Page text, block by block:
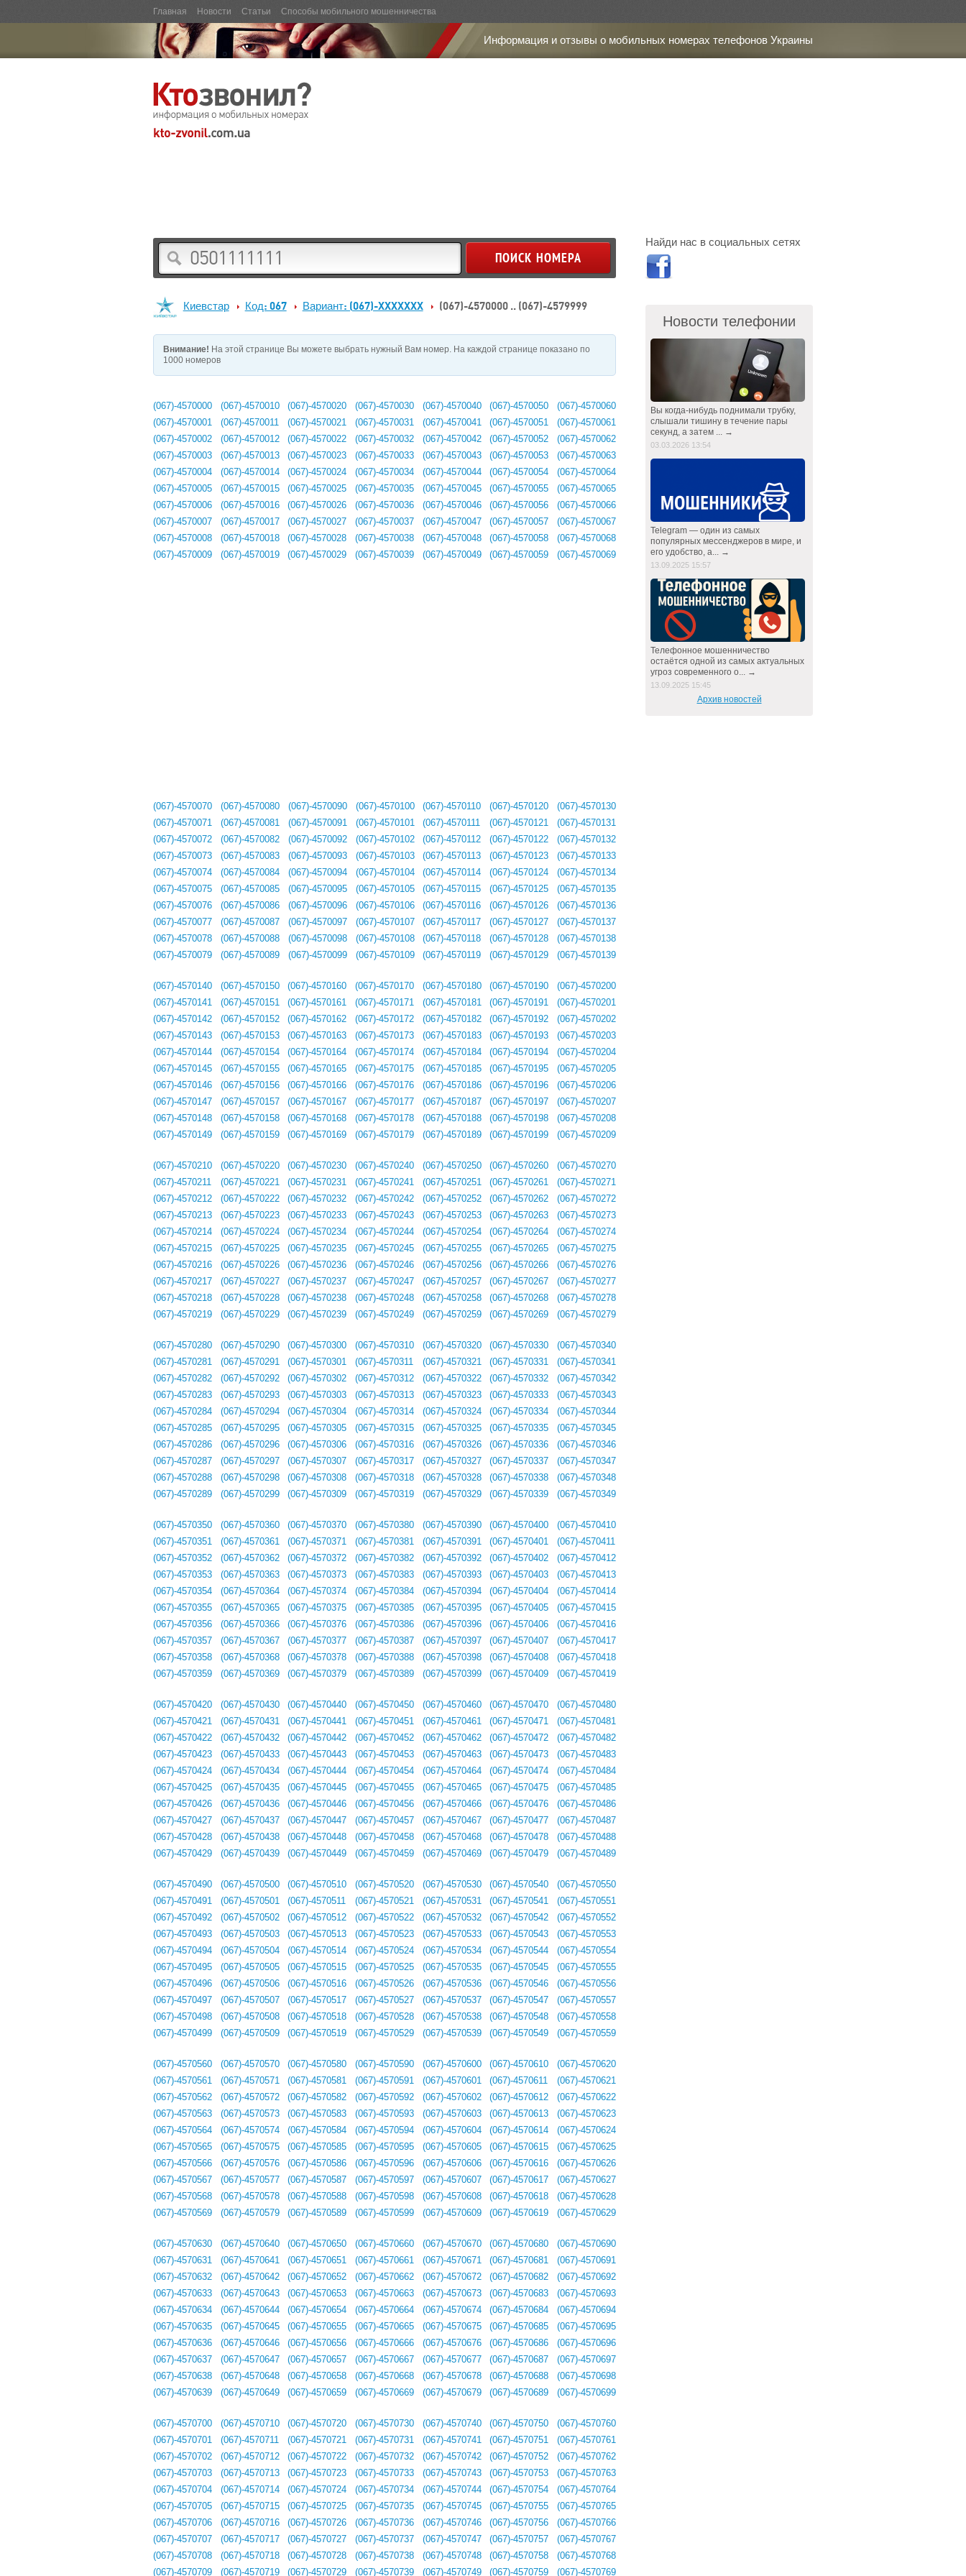
Главная Новости Статьи Способы мобильного мошенничества
Информация и отзывы о мобильных номерах телефонов Украины
Киевстар Код: 067 Вариант: (067)-XXXXXXX (067)-4570000 .. (067)-4579999
Внимание! На этой странице Вы можете выбрать нужный Вам номер. На каждой странице показано по
1000 номеров
(067)-4570000
(067)-4570001
(067)-4570002
(067)-4570003
(067)-4570004
(067)-4570005
(067)-4570006
(067)-4570007
(067)-4570008
(067)-4570009
(067)-4570010
(067)-4570011
(067)-4570012
(067)-4570013
(067)-4570014
(067)-4570015
(067)-4570016
(067)-4570017
(067)-4570018
(067)-4570019
(067)-4570020
(067)-4570021
(067)-4570022
(067)-4570023
(067)-4570024
(067)-4570025
(067)-4570026
(067)-4570027
(067)-4570028
(067)-4570029
(067)-4570030
(067)-4570031
(067)-4570032
(067)-4570033
(067)-4570034
(067)-4570035
(067)-4570036
(067)-4570037
(067)-4570038
(067)-4570039
(067)-4570040
(067)-4570041
(067)-4570042
(067)-4570043
(067)-4570044
(067)-4570045
(067)-4570046
(067)-4570047
(067)-4570048
(067)-4570049
(067)-4570050
(067)-4570051
(067)-4570052
(067)-4570053
(067)-4570054
(067)-4570055
(067)-4570056
(067)-4570057
(067)-4570058
(067)-4570059
(067)-4570060
(067)-4570061
(067)-4570062
(067)-4570063
(067)-4570064
(067)-4570065
(067)-4570066
(067)-4570067
(067)-4570068
(067)-4570069
(067)-4570070
(067)-4570071
(067)-4570072
(067)-4570073
(067)-4570074
(067)-4570075
(067)-4570076
(067)-4570077
(067)-4570078
(067)-4570079
(067)-4570080
(067)-4570081
(067)-4570082
(067)-4570083
(067)-4570084
(067)-4570085
(067)-4570086
(067)-4570087
(067)-4570088
(067)-4570089
(067)-4570090
(067)-4570091
(067)-4570092
(067)-4570093
(067)-4570094
(067)-4570095
(067)-4570096
(067)-4570097
(067)-4570098
(067)-4570099
(067)-4570100
(067)-4570101
(067)-4570102
(067)-4570103
(067)-4570104
(067)-4570105
(067)-4570106
(067)-4570107
(067)-4570108
(067)-4570109
(067)-4570110
(067)-4570111
(067)-4570112
(067)-4570113
(067)-4570114
(067)-4570115
(067)-4570116
(067)-4570117
(067)-4570118
(067)-4570119
(067)-4570120
(067)-4570121
(067)-4570122
(067)-4570123
(067)-4570124
(067)-4570125
(067)-4570126
(067)-4570127
(067)-4570128
(067)-4570129
(067)-4570130
(067)-4570131
(067)-4570132
(067)-4570133
(067)-4570134
(067)-4570135
(067)-4570136
(067)-4570137
(067)-4570138
(067)-4570139
(067)-4570140
(067)-4570141
(067)-4570142
(067)-4570143
(067)-4570144
(067)-4570145
(067)-4570146
(067)-4570147
(067)-4570148
(067)-4570149
(067)-4570150
(067)-4570151
(067)-4570152
(067)-4570153
(067)-4570154
(067)-4570155
(067)-4570156
(067)-4570157
(067)-4570158
(067)-4570159
(067)-4570160
(067)-4570161
(067)-4570162
(067)-4570163
(067)-4570164
(067)-4570165
(067)-4570166
(067)-4570167
(067)-4570168
(067)-4570169
(067)-4570170
(067)-4570171
(067)-4570172
(067)-4570173
(067)-4570174
(067)-4570175
(067)-4570176
(067)-4570177
(067)-4570178
(067)-4570179
(067)-4570180
(067)-4570181
(067)-4570182
(067)-4570183
(067)-4570184
(067)-4570185
(067)-4570186
(067)-4570187
(067)-4570188
(067)-4570189
(067)-4570190
(067)-4570191
(067)-4570192
(067)-4570193
(067)-4570194
(067)-4570195
(067)-4570196
(067)-4570197
(067)-4570198
(067)-4570199
(067)-4570200
(067)-4570201
(067)-4570202
(067)-4570203
(067)-4570204
(067)-4570205
(067)-4570206
(067)-4570207
(067)-4570208
(067)-4570209
(067)-4570210
(067)-4570211
(067)-4570212
(067)-4570213
(067)-4570214
(067)-4570215
(067)-4570216
(067)-4570217
(067)-4570218
(067)-4570219
(067)-4570220
(067)-4570221
(067)-4570222
(067)-4570223
(067)-4570224
(067)-4570225
(067)-4570226
(067)-4570227
(067)-4570228
(067)-4570229
(067)-4570230
(067)-4570231
(067)-4570232
(067)-4570233
(067)-4570234
(067)-4570235
(067)-4570236
(067)-4570237
(067)-4570238
(067)-4570239
(067)-4570240
(067)-4570241
(067)-4570242
(067)-4570243
(067)-4570244
(067)-4570245
(067)-4570246
(067)-4570247
(067)-4570248
(067)-4570249
(067)-4570250
(067)-4570251
(067)-4570252
(067)-4570253
(067)-4570254
(067)-4570255
(067)-4570256
(067)-4570257
(067)-4570258
(067)-4570259
(067)-4570260
(067)-4570261
(067)-4570262
(067)-4570263
(067)-4570264
(067)-4570265
(067)-4570266
(067)-4570267
(067)-4570268
(067)-4570269
(067)-4570270
(067)-4570271
(067)-4570272
(067)-4570273
(067)-4570274
(067)-4570275
(067)-4570276
(067)-4570277
(067)-4570278
(067)-4570279
(067)-4570280
(067)-4570281
(067)-4570282
(067)-4570283
(067)-4570284
(067)-4570285
(067)-4570286
(067)-4570287
(067)-4570288
(067)-4570289
(067)-4570290
(067)-4570291
(067)-4570292
(067)-4570293
(067)-4570294
(067)-4570295
(067)-4570296
(067)-4570297
(067)-4570298
(067)-4570299
(067)-4570300
(067)-4570301
(067)-4570302
(067)-4570303
(067)-4570304
(067)-4570305
(067)-4570306
(067)-4570307
(067)-4570308
(067)-4570309
(067)-4570310
(067)-4570311
(067)-4570312
(067)-4570313
(067)-4570314
(067)-4570315
(067)-4570316
(067)-4570317
(067)-4570318
(067)-4570319
(067)-4570320
(067)-4570321
(067)-4570322
(067)-4570323
(067)-4570324
(067)-4570325
(067)-4570326
(067)-4570327
(067)-4570328
(067)-4570329
(067)-4570330
(067)-4570331
(067)-4570332
(067)-4570333
(067)-4570334
(067)-4570335
(067)-4570336
(067)-4570337
(067)-4570338
(067)-4570339
(067)-4570340
(067)-4570341
(067)-4570342
(067)-4570343
(067)-4570344
(067)-4570345
(067)-4570346
(067)-4570347
(067)-4570348
(067)-4570349
(067)-4570350
(067)-4570351
(067)-4570352
(067)-4570353
(067)-4570354
(067)-4570355
(067)-4570356
(067)-4570357
(067)-4570358
(067)-4570359
(067)-4570360
(067)-4570361
(067)-4570362
(067)-4570363
(067)-4570364
(067)-4570365
(067)-4570366
(067)-4570367
(067)-4570368
(067)-4570369
(067)-4570370
(067)-4570371
(067)-4570372
(067)-4570373
(067)-4570374
(067)-4570375
(067)-4570376
(067)-4570377
(067)-4570378
(067)-4570379
(067)-4570380
(067)-4570381
(067)-4570382
(067)-4570383
(067)-4570384
(067)-4570385
(067)-4570386
(067)-4570387
(067)-4570388
(067)-4570389
(067)-4570390
(067)-4570391
(067)-4570392
(067)-4570393
(067)-4570394
(067)-4570395
(067)-4570396
(067)-4570397
(067)-4570398
(067)-4570399
(067)-4570400
(067)-4570401
(067)-4570402
(067)-4570403
(067)-4570404
(067)-4570405
(067)-4570406
(067)-4570407
(067)-4570408
(067)-4570409
(067)-4570410
(067)-4570411
(067)-4570412
(067)-4570413
(067)-4570414
(067)-4570415
(067)-4570416
(067)-4570417
(067)-4570418
(067)-4570419
(067)-4570420
(067)-4570421
(067)-4570422
(067)-4570423
(067)-4570424
(067)-4570425
(067)-4570426
(067)-4570427
(067)-4570428
(067)-4570429
(067)-4570430
(067)-4570431
(067)-4570432
(067)-4570433
(067)-4570434
(067)-4570435
(067)-4570436
(067)-4570437
(067)-4570438
(067)-4570439
(067)-4570440
(067)-4570441
(067)-4570442
(067)-4570443
(067)-4570444
(067)-4570445
(067)-4570446
(067)-4570447
(067)-4570448
(067)-4570449
(067)-4570450
(067)-4570451
(067)-4570452
(067)-4570453
(067)-4570454
(067)-4570455
(067)-4570456
(067)-4570457
(067)-4570458
(067)-4570459
(067)-4570460
(067)-4570461
(067)-4570462
(067)-4570463
(067)-4570464
(067)-4570465
(067)-4570466
(067)-4570467
(067)-4570468
(067)-4570469
(067)-4570470
(067)-4570471
(067)-4570472
(067)-4570473
(067)-4570474
(067)-4570475
(067)-4570476
(067)-4570477
(067)-4570478
(067)-4570479
(067)-4570480
(067)-4570481
(067)-4570482
(067)-4570483
(067)-4570484
(067)-4570485
(067)-4570486
(067)-4570487
(067)-4570488
(067)-4570489
(067)-4570490
(067)-4570491
(067)-4570492
(067)-4570493
(067)-4570494
(067)-4570495
(067)-4570496
(067)-4570497
(067)-4570498
(067)-4570499
(067)-4570500
(067)-4570501
(067)-4570502
(067)-4570503
(067)-4570504
(067)-4570505
(067)-4570506
(067)-4570507
(067)-4570508
(067)-4570509
(067)-4570510
(067)-4570511
(067)-4570512
(067)-4570513
(067)-4570514
(067)-4570515
(067)-4570516
(067)-4570517
(067)-4570518
(067)-4570519
(067)-4570520
(067)-4570521
(067)-4570522
(067)-4570523
(067)-4570524
(067)-4570525
(067)-4570526
(067)-4570527
(067)-4570528
(067)-4570529
(067)-4570530
(067)-4570531
(067)-4570532
(067)-4570533
(067)-4570534
(067)-4570535
(067)-4570536
(067)-4570537
(067)-4570538
(067)-4570539
(067)-4570540
(067)-4570541
(067)-4570542
(067)-4570543
(067)-4570544
(067)-4570545
(067)-4570546
(067)-4570547
(067)-4570548
(067)-4570549
(067)-4570550
(067)-4570551
(067)-4570552
(067)-4570553
(067)-4570554
(067)-4570555
(067)-4570556
(067)-4570557
(067)-4570558
(067)-4570559
(067)-4570560
(067)-4570561
(067)-4570562
(067)-4570563
(067)-4570564
(067)-4570565
(067)-4570566
(067)-4570567
(067)-4570568
(067)-4570569
(067)-4570570
(067)-4570571
(067)-4570572
(067)-4570573
(067)-4570574
(067)-4570575
(067)-4570576
(067)-4570577
(067)-4570578
(067)-4570579
(067)-4570580
(067)-4570581
(067)-4570582
(067)-4570583
(067)-4570584
(067)-4570585
(067)-4570586
(067)-4570587
(067)-4570588
(067)-4570589
(067)-4570590
(067)-4570591
(067)-4570592
(067)-4570593
(067)-4570594
(067)-4570595
(067)-4570596
(067)-4570597
(067)-4570598
(067)-4570599
(067)-4570600
(067)-4570601
(067)-4570602
(067)-4570603
(067)-4570604
(067)-4570605
(067)-4570606
(067)-4570607
(067)-4570608
(067)-4570609
(067)-4570610
(067)-4570611
(067)-4570612
(067)-4570613
(067)-4570614
(067)-4570615
(067)-4570616
(067)-4570617
(067)-4570618
(067)-4570619
(067)-4570620
(067)-4570621
(067)-4570622
(067)-4570623
(067)-4570624
(067)-4570625
(067)-4570626
(067)-4570627
(067)-4570628
(067)-4570629
(067)-4570630
(067)-4570631
(067)-4570632
(067)-4570633
(067)-4570634
(067)-4570635
(067)-4570636
(067)-4570637
(067)-4570638
(067)-4570639
(067)-4570640
(067)-4570641
(067)-4570642
(067)-4570643
(067)-4570644
(067)-4570645
(067)-4570646
(067)-4570647
(067)-4570648
(067)-4570649
(067)-4570650
(067)-4570651
(067)-4570652
(067)-4570653
(067)-4570654
(067)-4570655
(067)-4570656
(067)-4570657
(067)-4570658
(067)-4570659
(067)-4570660
(067)-4570661
(067)-4570662
(067)-4570663
(067)-4570664
(067)-4570665
(067)-4570666
(067)-4570667
(067)-4570668
(067)-4570669
(067)-4570670
(067)-4570671
(067)-4570672
(067)-4570673
(067)-4570674
(067)-4570675
(067)-4570676
(067)-4570677
(067)-4570678
(067)-4570679
(067)-4570680
(067)-4570681
(067)-4570682
(067)-4570683
(067)-4570684
(067)-4570685
(067)-4570686
(067)-4570687
(067)-4570688
(067)-4570689
(067)-4570690
(067)-4570691
(067)-4570692
(067)-4570693
(067)-4570694
(067)-4570695
(067)-4570696
(067)-4570697
(067)-4570698
(067)-4570699
(067)-4570700
(067)-4570701
(067)-4570702
(067)-4570703
(067)-4570704
(067)-4570705
(067)-4570706
(067)-4570707
(067)-4570708
(067)-4570709
(067)-4570710
(067)-4570711
(067)-4570712
(067)-4570713
(067)-4570714
(067)-4570715
(067)-4570716
(067)-4570717
(067)-4570718
(067)-4570719
(067)-4570720
(067)-4570721
(067)-4570722
(067)-4570723
(067)-4570724
(067)-4570725
(067)-4570726
(067)-4570727
(067)-4570728
(067)-4570729
(067)-4570730
(067)-4570731
(067)-4570732
(067)-4570733
(067)-4570734
(067)-4570735
(067)-4570736
(067)-4570737
(067)-4570738
(067)-4570739
(067)-4570740
(067)-4570741
(067)-4570742
(067)-4570743
(067)-4570744
(067)-4570745
(067)-4570746
(067)-4570747
(067)-4570748
(067)-4570749
(067)-4570750
(067)-4570751
(067)-4570752
(067)-4570753
(067)-4570754
(067)-4570755
(067)-4570756
(067)-4570757
(067)-4570758
(067)-4570759
(067)-4570760
(067)-4570761
(067)-4570762
(067)-4570763
(067)-4570764
(067)-4570765
(067)-4570766
(067)-4570767
(067)-4570768
(067)-4570769
Найди нас в социальных сетях
Новости телефонии
Вы когда-нибудь поднимали трубку,
слышали тишину в течение пары
секунд, а затем ... →
03.03.2026 13:54
Telegram — один из самых
популярных мессенджеров в мире, и
его удобство, а... →
13.09.2025 15:57
Телефонное мошенничество
остаётся одной из самых актуальных
угроз современного о... →
13.09.2025 15:45
Архив новостей